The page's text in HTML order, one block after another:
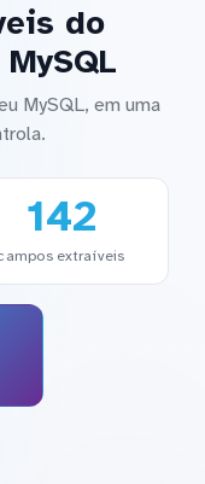
do
MySQL, em uma
142
extraíveis